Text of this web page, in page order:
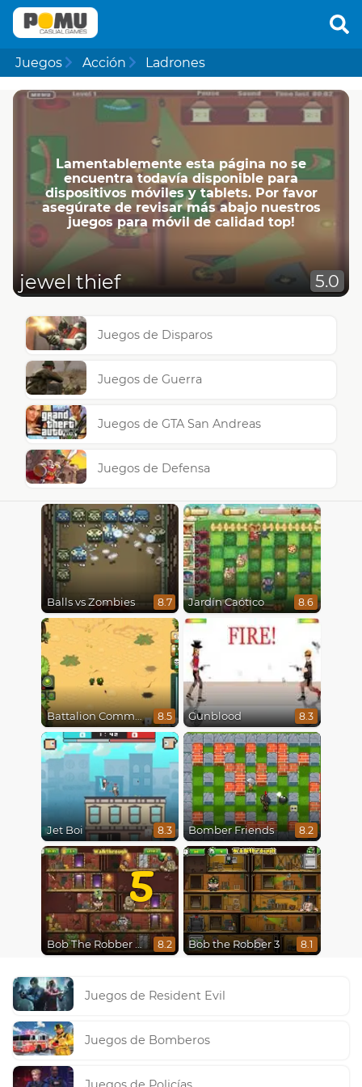
Juegos Acción Ladrones
Lamentablemente esta página no se
encuentra todavía disponible para
dispositivos móviles y tablets. Por favor
asegúrate de revisar más abajo nuestros
juegos para móvil de calidad top!
jewel thief 5.0
Juegos de Disparos
Juegos de Guerra
Juegos de GTA San Andreas
Juegos de Defensa
Balls vs Zombies 8.7 Jardín Caótico 8.6
Battalion Commander 8.5 Gunblood 8.3
Jet Boi 8.3 Bomber Friends 8.2
5
Bob The Robber 5 The Temple Adventure 8.2 Bob the Robber 3 8.1
Juegos de Resident Evil
Juegos de Bomberos